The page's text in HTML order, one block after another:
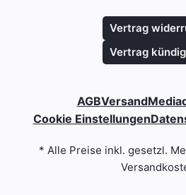
AGBVersand
Cookie Einstellungen
Vertrag
Vertrag
* Alle Preise inkl. gesetzl.